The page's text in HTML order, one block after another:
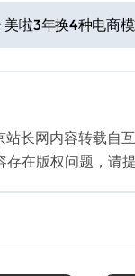
美啦3年换4种电商
站长网内容转载自
存在版权问题，请